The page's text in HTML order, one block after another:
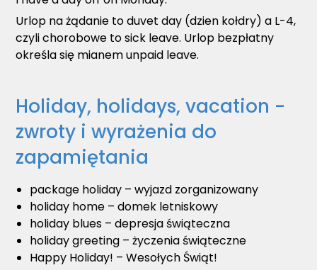
Urlop na żądanie to duvet day (dzien kołdry) a L-4,
czyli chorobowe to sick leave. Urlop bezpłatny
określa się mianem unpaid leave.
Holiday, holidays, vacation -
zwroty i wyrażenia do
zapamiętania
package holiday – wyjazd zorganizowany
holiday home – domek letniskowy
holiday blues – depresja świąteczna
holiday greeting – życzenia świąteczne
Happy Holiday! – Wesołych Świąt!